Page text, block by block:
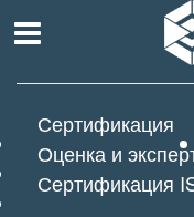
Сертификация
Оценка и
Сертификация